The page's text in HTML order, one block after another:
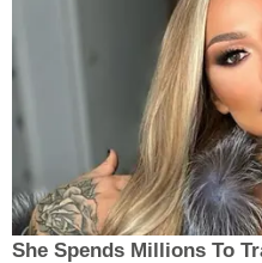
She Spends Millions To